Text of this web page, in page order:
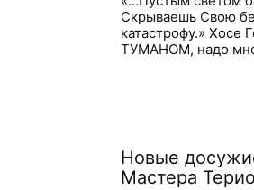
Скрываешь Свою
катастрофу.» Хосе
ТУМАНОМ, надо
Новые
Мастера